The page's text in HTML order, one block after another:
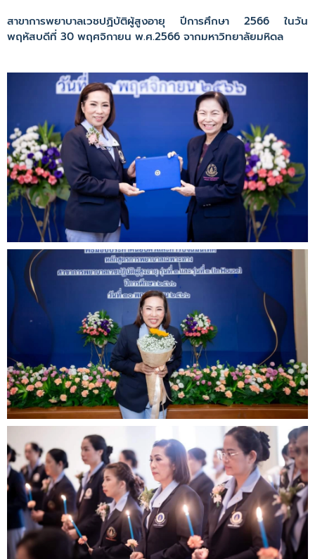
สาขาการพยาบาลเวชปฏิบัติผู้สูงอายุ ปีการศึกษา 2566 ในวัน
พฤหัสบดีที่ 30 พฤศจิกายน พ.ศ.2566 จากมหาวิทยาลัยมหิดล